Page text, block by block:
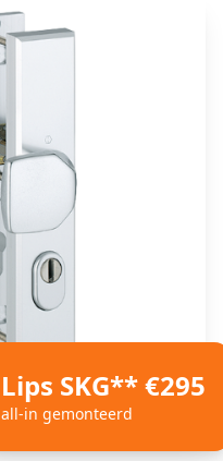
Lips SKG** €295
all-in gemonteerd